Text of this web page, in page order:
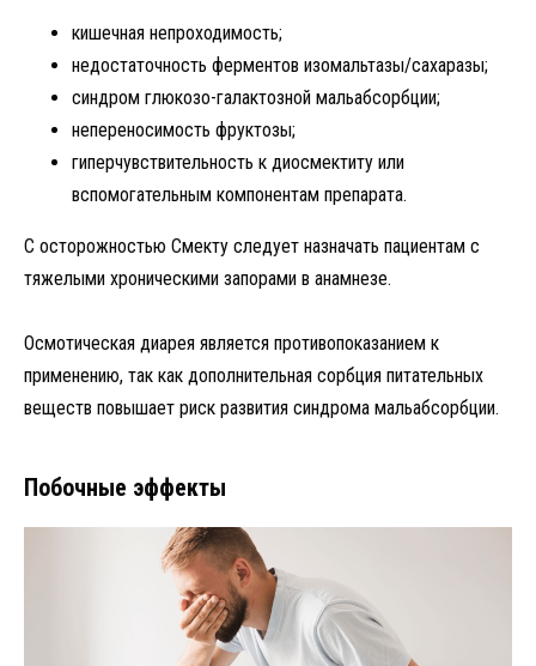
кишечная непроходимость;
недостаточность ферментов изомальтазы/сахаразы;
синдром глюкозо-галактозной мальабсорбции;
непереносимость фруктозы;
гиперчувствительность к диосмектиту или
вспомогательным компонентам препарата.
С осторожностью Смекту следует назначать пациентам с
тяжелыми хроническими запорами в анамнезе.
Осмотическая диарея является противопоказанием к
применению, так как дополнительная сорбция питательных
веществ повышает риск развития синдрома мальабсорбции.
Побочные эффекты